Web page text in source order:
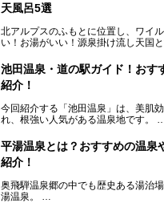
そして大浴場は日帰り入浴もできる
岐阜の手仕事に触れる旅とともに楽
ょう！
───
提供元：岐阜県【PR】
この記事は岐阜県のPR記事です。
天風呂5選
北アルプスのふもとに位置し、ワイ
い！お湯がいい！源泉掛け流し天国
「平湯温泉」「福地温泉」「新平湯
穂高温泉」と5つの温泉地を総称して
風呂を5ヶ所ご紹介したいと思います
温泉ですよ！
池田温泉・道の駅ガイド！おす
紹介！
今回紹介する「池田温泉」は、美肌
れ、根強い人気がある温泉地です。
温泉旅として利用することができま
池田温泉には道の駅があるなど、温
そんな池田温泉の魅力を詳しく紹介
平湯温泉とは？おすすめの温泉
紹介！
奥飛騨温泉郷の中でも歴史ある湯治
湯温泉。